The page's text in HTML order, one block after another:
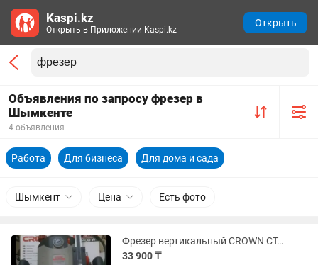
Объявления по запросу фрезер в
Шымкенте
4 объявления
Работа Для бизнеса Для дома и сада
Шымкент Цена Есть фото
Фрезер вертикальный CROWN CT-11002 новый
33 900 ₸
Kaspi.kz
Открыть в Приложении Kaspi.kz
Открыть